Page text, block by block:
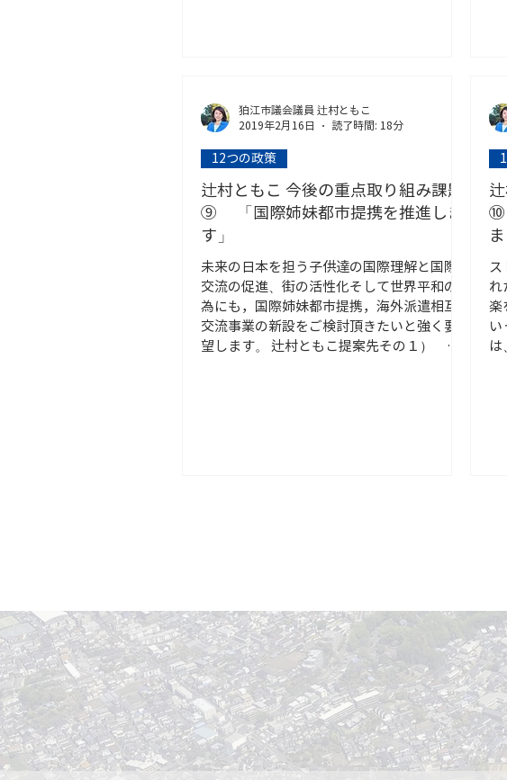
辻村ともこ 今後の重点取り組み課題
⑨ 「国際姉妹都市提携を推進しま
す」
未来の日本を担う子供達の国際理解と国際
交流の促進、街の活性化そして世界平和の
為にも，国際姉妹都市提携，海外派遣相互
交流事業の新設をご検討頂きたいと強く要
望します。 辻村ともこ提案先その１） 狛
12つの政策
狛江市議会議員 辻村ともこ
2019年2月16日
読了時間: 18分
⑩
ス
れ
楽
い
は